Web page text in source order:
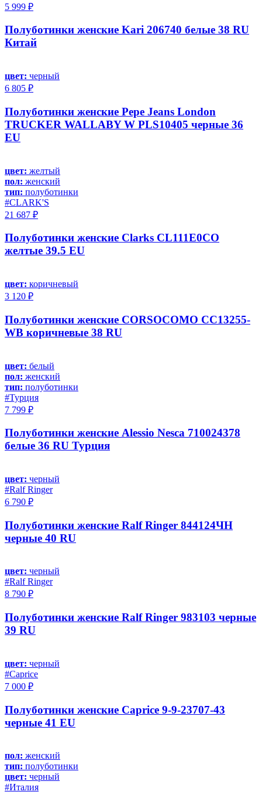
5 999 ₽
Полуботинки женские Kari 206740 белые 38 RU
Китай
цвет: черный
6 805 ₽
Полуботинки женские Pepe Jeans London
TRUCKER WALLABY W PLS10405 черные 36
EU
цвет: желтый
пол: женский
тип: полуботинки
#CLARK'S
21 687 ₽
Полуботинки женские Clarks CL111E0CO
желтые 39.5 EU
цвет: коричневый
3 120 ₽
Полуботинки женские CORSOCOMO CC13255-
WB коричневые 38 RU
цвет: белый
пол: женский
тип: полуботинки
#Турция
7 799 ₽
Полуботинки женские Alessio Nesca 710024378
белые 36 RU Турция
цвет: черный
#Ralf Ringer
6 790 ₽
Полуботинки женские Ralf Ringer 844124ЧН
черные 40 RU
цвет: черный
#Ralf Ringer
8 790 ₽
Полуботинки женские Ralf Ringer 983103 черные
39 RU
цвет: черный
#Caprice
7 000 ₽
Полуботинки женские Caprice 9-9-23707-43
черные 41 EU
пол: женский
тип: полуботинки
цвет: черный
#Италия